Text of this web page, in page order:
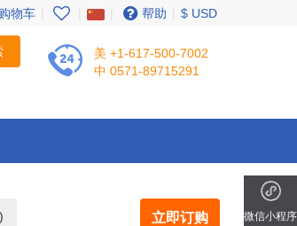
购物车 帮助 $ USD
美 +1-617-500-7002
中 0571-89715291
立即订购 微信小程序